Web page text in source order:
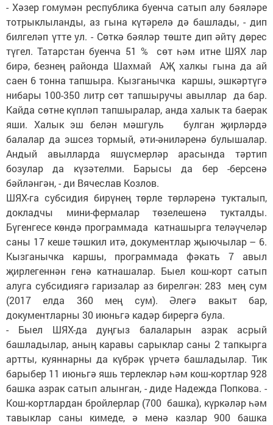
- Хәзер гомумән республика буенча сатып алу бәяләре
тотрыклыланды, аз гына күтәрелә дә башлады, - дип
билгеләп үтте ул. - Сөткә бәяләр төште дип әйтү дөрес
түгел. Татарстан буенча 51 % сөт һәм итне ШЯХ лар
бирә, безнең районда Шахмай АҖ халкы гына да ай
саен 6 тонна тапшыра. Кызганычка каршы, эшкәртүгә
нибары 100-350 литр сөт тапшыручы авыллар да бар.
Кайда сөтне күпләп тапшыралар, анда халык та баерак
яши. Халык эш белән мәшгуль булган җирләрдә
балалар да эшсез тормый, әти-әниләренә булышалар.
Андый авылларда яшүсмерләр арасында тәртип
бозулар да күзәтелми. Барысы да бер -берсенә
бәйләнгән, - ди Вячеслав Козлов.
ШЯХ-га субсидия бирүнең төрле төрләренә тукталып,
докладчы мини-фермалар төзелешенә тукталды.
Бүгенгесе көндә программада катнашырга теләүчеләр
саны 17 кеше тәшкил итә, документлар җыючылар – 6.
Кызганычка каршы, программада фәкать 7 авыл
җирлегеннән генә катнашалар. Быел кош-корт сатып
алуга субсидиягә гаризалар аз бирелгән: 283 мең сум
(2017 елда 360 мең сум). Әлегә вакыт бар,
документларны 30 июньгә кадәр бирергә була.
- Быел ШЯХ-да дуңгыз балаларын азрак асрый
башладылар, аның каравы сарыклар саны 2 тапкырга
артты, куяннарны да күбрәк үрчетә башладылар. Тик
барыбер 11 июньгә яшь терлекләр һәм кош-кортлар 928
башка азрак сатып алынган, - диде Надежда Попкова. -
Кош-кортлардан бройлерлар (700 башка), күркәләр һәм
тавыклар саны кимеде, ә менә казлар 900 башка